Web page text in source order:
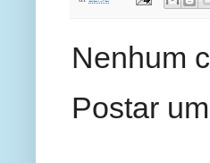
Nenhum
Postar